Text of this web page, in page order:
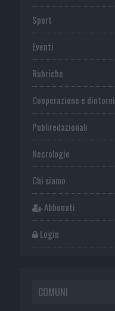
Sport
Eventi
Rubriche
Cooperazione e dintorni
Publiredazionali
Necrologie
Chi siamo
Abbonati
Login
COMUNI